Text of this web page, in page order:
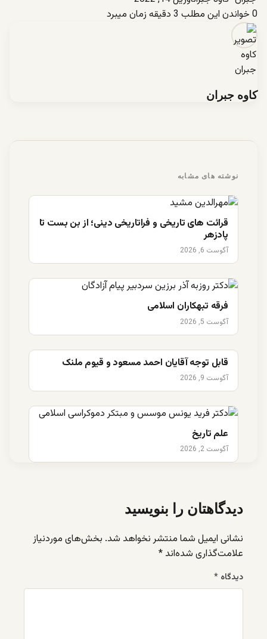
0 خواندن این مطلب 3 دقیقه زمان میبرد
کاوه جبران
نوشته های مشابه
قرائت های تاریخی و فراتاریخی دینی؛ از بن بست تا
پادزهر
آگوست 6, 2026
فرقه تبهکاران اسلامی
آگوست 5, 2026
قابل توجه آقایان احمد مسعود و قیوم ملنک
آگوست 9, 2026
علم تاریخ
آگوست 2, 2026
دیدگاهتان را بنویسید
نشانی ایمیل شما منتشر نخواهد شد. بخش‌های موردنیاز
علامت‌گذاری شده‌اند *
دیدگاه *